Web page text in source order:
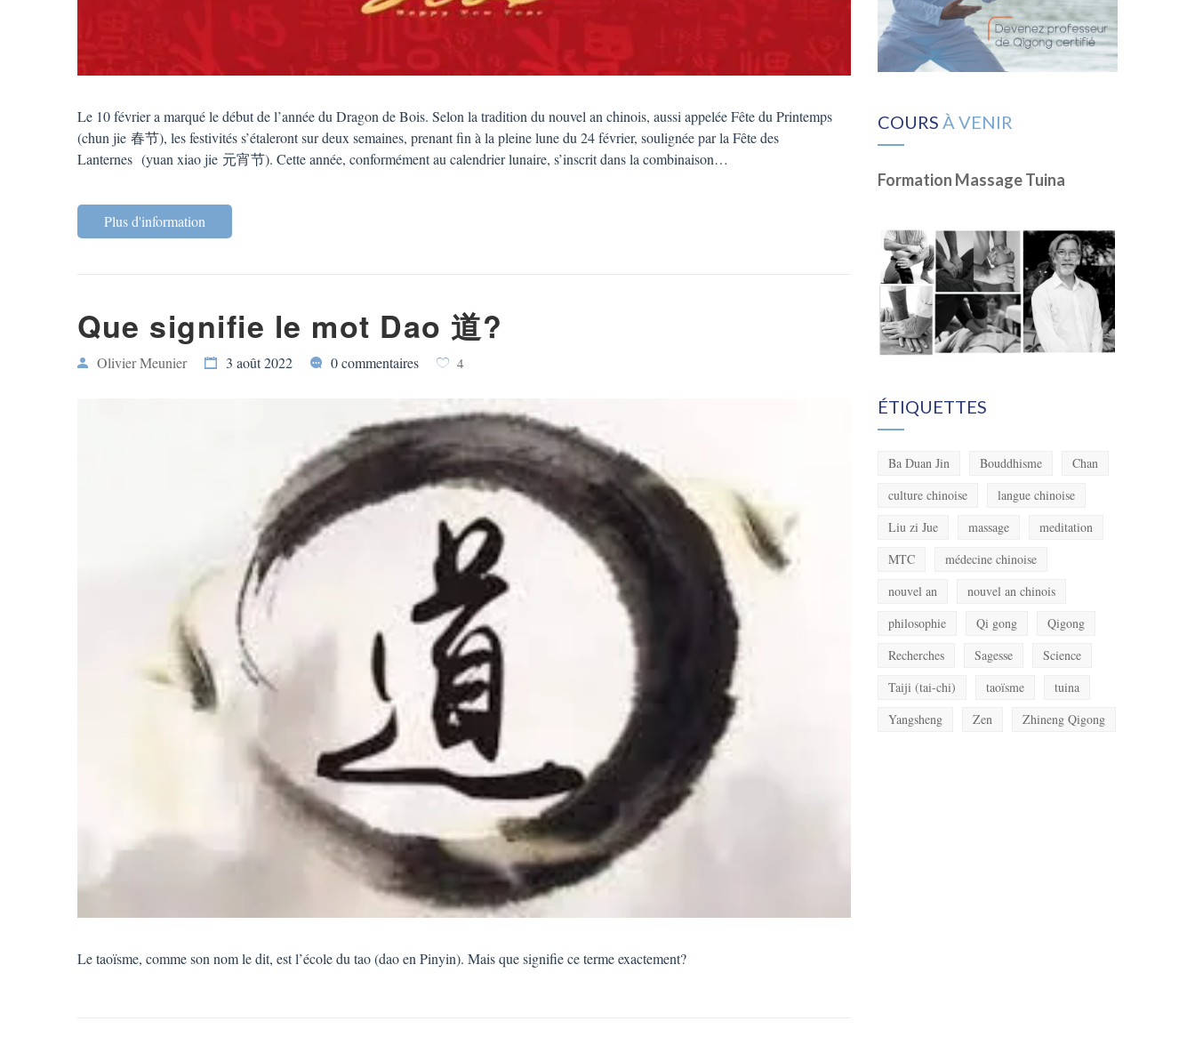
Le 10 février a marqué le début de l’année du Dragon de Bois. Selon la tradition du nouvel an chinois, aussi appelée Fête du Printemps
(chun jie 春节), les festivités s’étaleront sur deux semaines, prenant fin à la pleine lune du 24 février, soulignée par la Fête des
Lanternes (yuan xiao jie 元宵节). Cette année, conformément au calendrier lunaire, s’inscrit dans la combinaison…
Plus d'information
Que signifie le mot Dao 道?
Olivier Meunier 3 août 2022 0 commentaires 4
Le taoïsme, comme son nom le dit, est l’école du tao (dao en Pinyin). Mais que signifie ce terme exactement?
COURS À VENIR
Formation Massage Tuina
ÉTIQUETTES
Ba Duan Jin Bouddhisme
Chan
culture chinoise
langue chinoise
Liu zi Jue
massage
meditation
MTC
médecine chinoise
nouvel an
nouvel an chinois
philosophie
Qi gong
Qigong
Recherches
Sagesse
Science
Taiji (tai-chi)
taoïsme
tuina
Yangsheng
Zen Zhineng Qigong